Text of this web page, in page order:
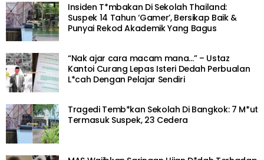
Insiden T*mbakan Di Sekolah Thailand:
Suspek 14 Tahun ‘Gamer’, Bersikap Baik &
Punyai Rekod Akademik Yang Bagus
“Nak ajar cara macam mana…” – Ustaz
Kantoi Curang Lepas Isteri Dedah Perbualan
L*cah Dengan Pelajar Sendiri
Tragedi Temb*kan Sekolah Di Bangkok: 7 M*ut
Termasuk Suspek, 23 Cedera